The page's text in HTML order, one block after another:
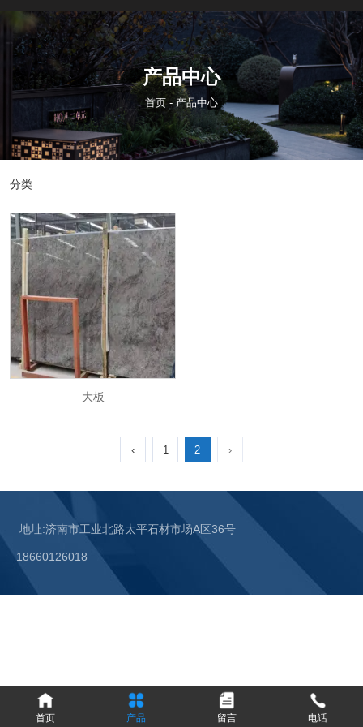
产品中心
首页 -产品中心
大板
分类
大板
‹ 1 2 ›
地址:济南市工业北路太平石材市场A区36号
18660126018
首页 产品 留言 电话